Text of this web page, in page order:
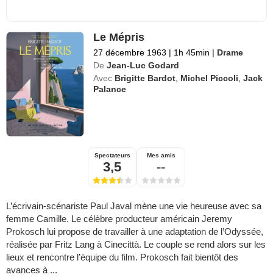
Le Mépris
27 décembre 1963 | 1h 45min | Drame
De Jean-Luc Godard
Avec Brigitte Bardot Michel Piccoli ,Jack
Palance
Spectateurs
3,5
Mes amis
--
L’écrivain-scénariste Paul Javal mène une vie heureuse avec sa
femme Camille. Le célèbre producteur américain Jeremy
Prokosch lui propose de travailler à une adaptation de l’Odyssée,
réalisée par Fritz Lang à Cinecittà. Le couple se rend alors sur les
lieux et rencontre l’équipe du film. Prokosch fait bientôt des
avances à ...